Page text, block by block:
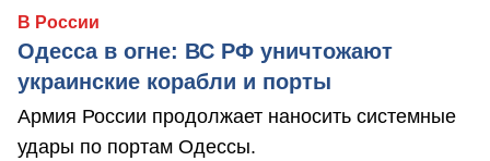
В России
Одесса в огне: ВС РФ уничтожают
украинские корабли и порты
Армия России продолжает наносить системные
удары по портам Одессы.